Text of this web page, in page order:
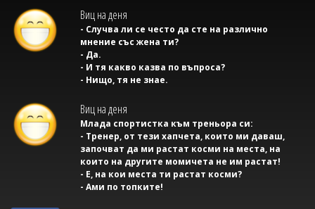
Виц на деня
- Случва ли се често да сте на различно
мнение със жена ти?
- Да.
- И тя какво казва по въпроса?
- Нищо, тя не знае.
Виц на деня
Млада спортистка към треньора си:
- Тренер, от тези хапчета, които ми даваш,
започват да ми растат косми на места, на
които на другите момичета не им растат!
- Е, на кои места ти растат косми?
- Ами по топките!